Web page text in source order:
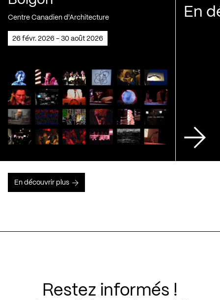
Centre Canadien d'Architecture
26 févr. 2026 - 30 août 2026
En
En découvrir plus
Restez informés !